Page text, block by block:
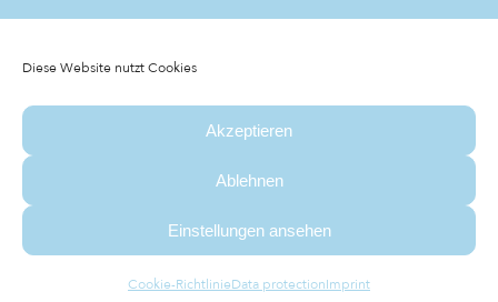
Diese Website nutzt Cookies
Akzeptieren
Ablehnen
Einstellungen ansehen
Cookie-RichtlinieData protectionImprint
Facebook
Instagram
YouTube
Subscribe to our free newsletter and don’t miss any
© das schlaf&GUT Hotel ⅼ Agency:WSI. AGENTUR